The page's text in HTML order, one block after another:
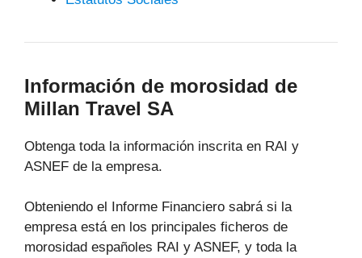
Información de morosidad de
Millan Travel SA
Obtenga toda la información inscrita en RAI y
ASNEF de la empresa.
Obteniendo el Informe Financiero sabrá si la
empresa está en los principales ficheros de
morosidad españoles RAI y ASNEF, y toda la